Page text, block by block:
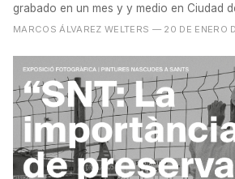
grabado en un mes y y medio en Ciudad
MARCOS ÁLVAREZ WELTERS — 20 DE ENERO